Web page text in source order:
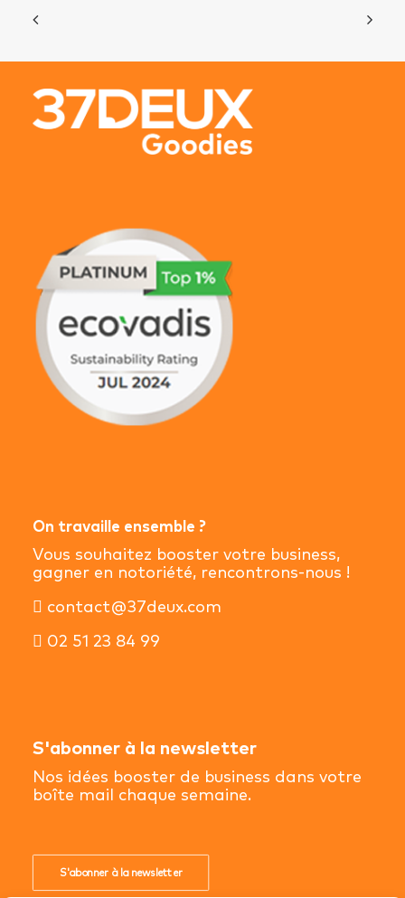
On travaille ensemble ?
Vous souhaitez booster votre business,
gagner en notoriété, rencontrons-nous !
contact@37deux.com
02 51 23 84 99
S'abonner à la newsletter
Nos idées booster de business dans votre
boîte mail chaque semaine.
S'abonner à la newsletter